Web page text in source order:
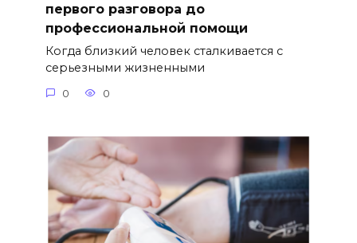
первого разговора до
профессиональной помощи
Когда близкий человек сталкивается с
серьезными жизненными
0 0